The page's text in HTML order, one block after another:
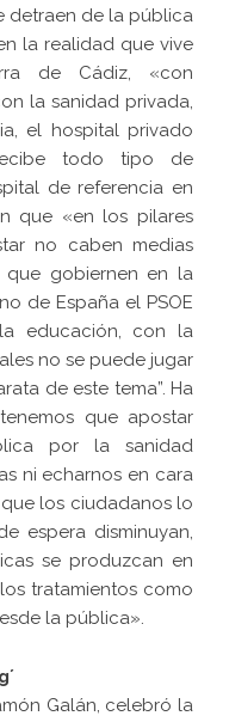
detraen de la pública
la realidad que vive
de Cádiz, «con
la sanidad privada,
el hospital privado
todo tipo de
de referencia en
que «en los pilares
no caben medias
que gobiernen en la
de España el PSOE
educación, con la
no se puede jugar
de este tema”. Ha
que apostar
por la sanidad
ni echarnos en cara
que los ciudadanos lo
espera disminuyan,
se produzcan en
tratamientos como
la pública».
Galán, celebró la